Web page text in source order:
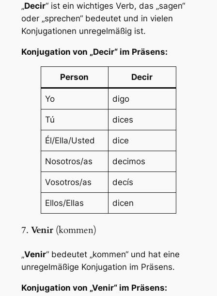
„Decir“ ist ein wichtiges Verb, das „sagen“
oder „sprechen“ bedeutet und in vielen
Konjugationen unregelmäßig ist.
Konjugation von „Decir“ im Präsens:
Person Decir
Yo digo
Tú dices
Él/Ella/Usted dice
Nosotros/as decimos
Vosotros/as decís
Ellos/Ellas dicen
7. Venir(kommen)
„Venir“ bedeutet „kommen“ und hat eine
unregelmäßige Konjugation im Präsens.
Konjugation von „Venir“ im Präsens: